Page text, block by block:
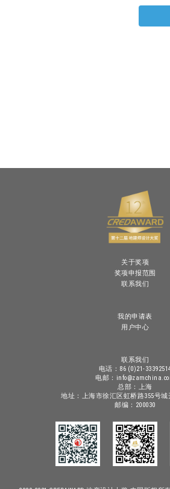
关于奖项
奖项申报范围
联系我们
我的申请表
用户中心
联系我们
电话：86 (0)21-
电邮：
总部：上海
地址：上海市徐汇区虹桥路355号城
邮编：200030